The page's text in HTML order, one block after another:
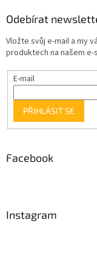
Odebírat
Vložte svůj e-mail a my
produktech na našem e-
E-mail
PŘIHLÁSIT SE
Facebook
Instagram